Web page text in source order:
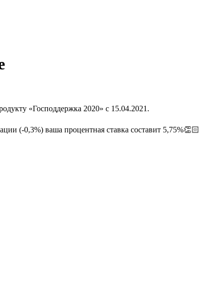
«Господдержка 2020» с 15.04.2021.
(-0,3%) ваша процентная ставка составит 5,75%👏🏻